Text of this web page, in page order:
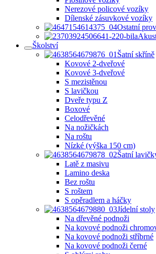
Nerezové policové vozíky
Dílenské zásuvkové vozíky
Ostatní
Školství
Šatní skříně
Kovové 2-dveřové
Kovové 3-dveřové
S mezistěnou
S lavičkou
Dveře typu Z
Boxové
Celodřevěné
Na nožičkách
Na roštu
Nízké (výška 150 cm)
Šatní
Latě z masivu
Lamino deska
Bez roštu
S roštem
S opěradlem a háčky
Jídelní stoly
Na dřevěné podnoži
Na kovové podnoži
Na kovové podnoži stříbrné
Na kovové podnoži černé